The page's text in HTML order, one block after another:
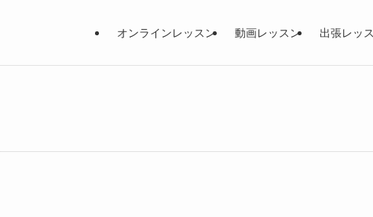
オンラインレッスン 動画レッスン 出張レッ